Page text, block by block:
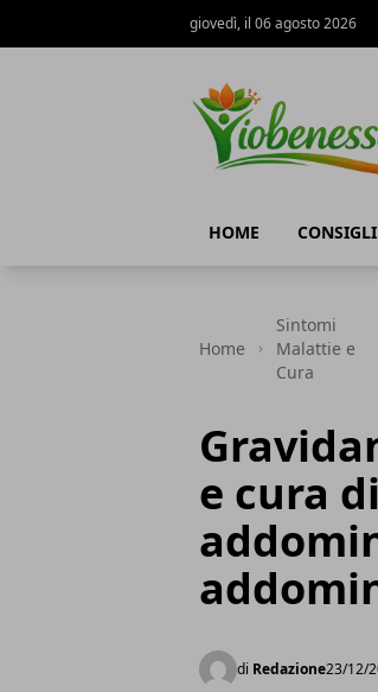
giovedì, il 06 agosto 2026
HOME CONSIGLI
Home
Sintomi
Malattie e
Cura
e cura
di Redazione23/12/